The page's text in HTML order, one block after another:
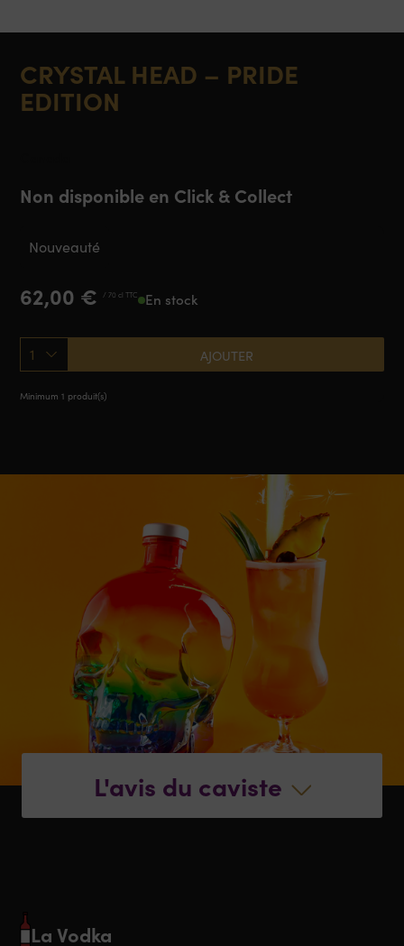
CRYSTAL HEAD – PRIDE
EDITION
Non disponible en Click & Collect
62,00 € / 70 cl TTC En stock
1 AJOUTER
Minimum 1 produit(s)
Nouveauté
L'avis du caviste
La Vodka